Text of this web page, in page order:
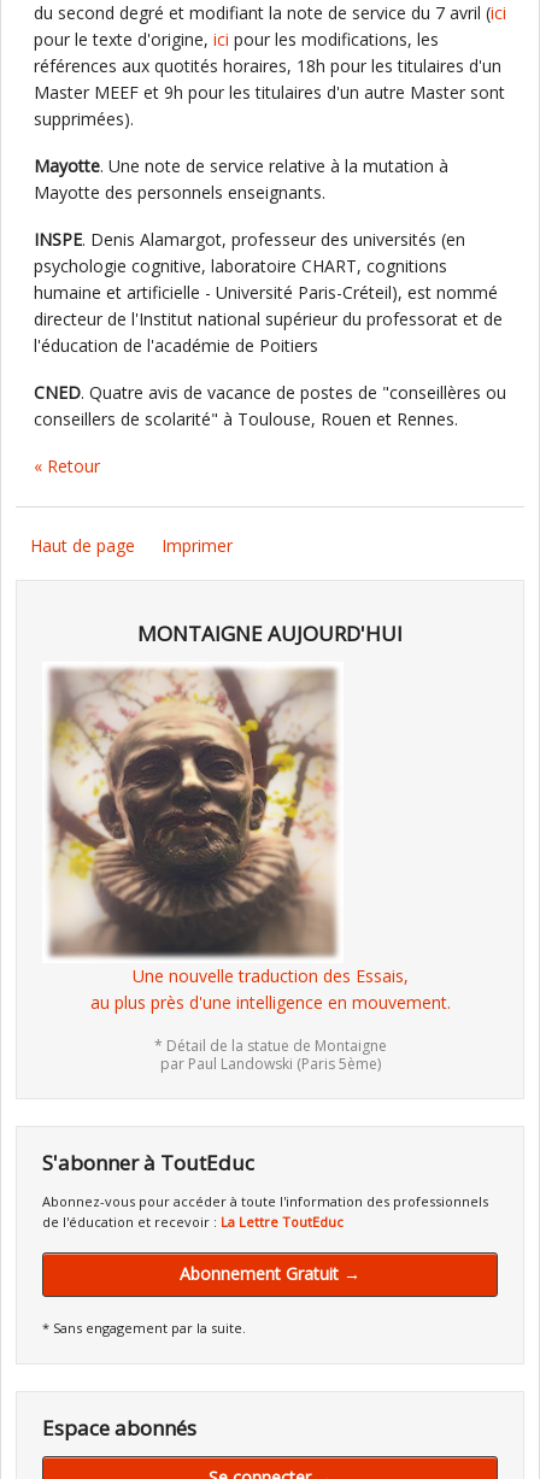
du second degré et modifiant la note de service du 7 avril (ici
pour le texte d'origine, ici pour les modifications, les
références aux quotités horaires, 18h pour les titulaires d'un
Master MEEF et 9h pour les titulaires d'un autre Master sont
supprimées).
Mayotte. Une note de service relative à la mutation à
Mayotte des personnels enseignants.
INSPE. Denis Alamargot, professeur des universités (en
psychologie cognitive, laboratoire CHART, cognitions
humaine et artificielle - Université Paris-Créteil), est nommé
directeur de l'Institut national supérieur du professorat et de
l'éducation de l'académie de Poitiers
CNED. Quatre avis de vacance de postes de "conseillères ou
conseillers de scolarité" à Toulouse, Rouen et Rennes.
« Retour
Haut de page Imprimer
MONTAIGNE AUJOURD'HUI
Une nouvelle traduction des Essais,
au plus près d'une intelligence en mouvement.
* Détail de la statue de Montaigne
par Paul Landowski (Paris 5ème)
S'abonner à ToutEduc
Abonnez-vous pour accéder à toute l'information des professionnels
de l'éducation et recevoir : La Lettre ToutEduc
Abonnement Gratuit →
* Sans engagement par la suite.
Espace abonnés